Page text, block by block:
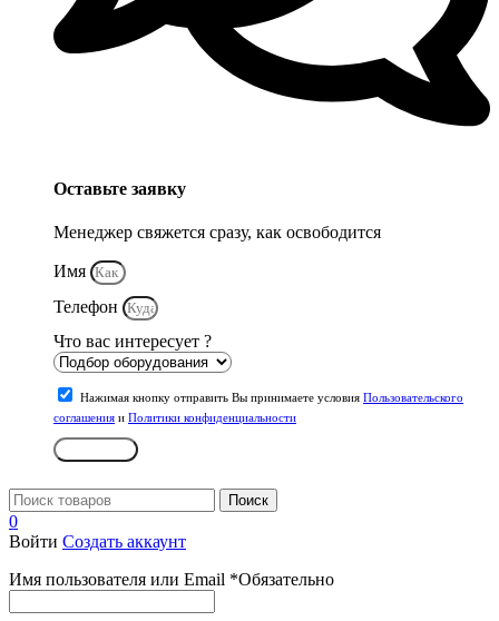
Оставьте заявку
Менеджер свяжется сразу, как освободится
Имя
Телефон
Что вас интересует ?
Нажимая кнопку отправить Вы принимаете условия Пользовательского
соглашения и Политики конфиденциальности
Поиск
0
Войти Создать аккаунт
Имя пользователя или Email *Обязательно